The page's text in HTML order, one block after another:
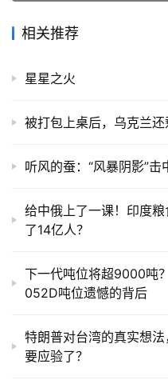
相关推荐
星星之火
被打包上桌后，乌克兰
听风的蚕：“风暴阴影”
给中俄上了一课！印度
了14亿人？
下一代吨位将超9000吨
052D吨位遗憾的背后
特朗普对台湾的真实想
要应验了？